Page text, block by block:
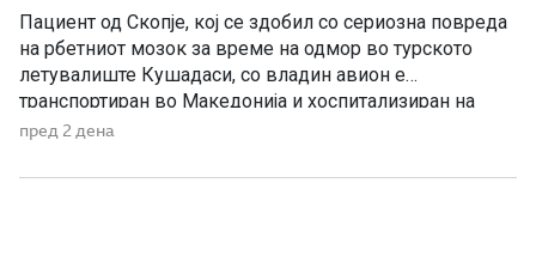
Пациент од Скопје, кој се здобил со сериозна повреда
на рбетниот мозок за време на одмор во турското
летувалиште Кушадаси, со владин авион е
транспортиран во Македонија и хоспитализиран на
Универзитетската клиника за трауматологија,
интензивно лекување (ТОАРИЛУЦ). Информацијата ја
пред 2 дена